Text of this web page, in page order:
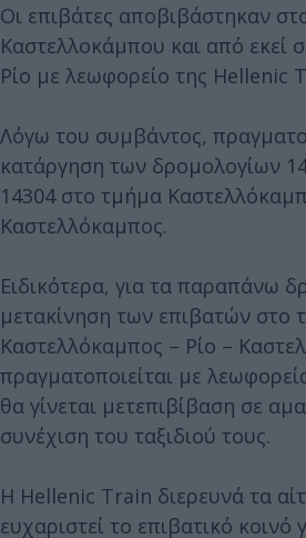
Οι επιβάτες αποβιβάστηκαν
Καστελλοκάμπου και από εκεί
Ρίο με λεωφορείο της Hellenic
Λόγω του συμβάντος,
κατάργηση των δρομολογίων
14304 στο τμήμα
Καστελλόκαμπος.
Ειδικότερα, για τα παραπάνω
μετακίνηση των επιβατών στο
Καστελλόκαμπος – Ρίο –
πραγματοποιείται με
θα γίνεται μετεπιβίβαση σε
συνέχιση του ταξιδιού τους.
Η Hellenic Train διερευνά τα
ευχαριστεί το επιβατικό κοινό